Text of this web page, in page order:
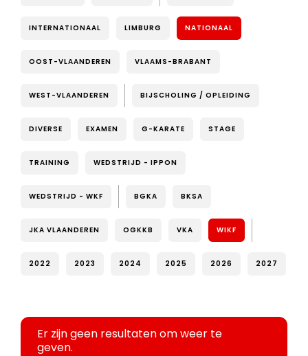
INTERNATIONAAL LIMBURG NATIONAAL
OOST-VLAANDEREN VLAAMS-BRABANT
WEST-VLAANDEREN BIJSCHOLING / OPLEIDING
DIVERSE EXAMEN G-KARATE STAGE
TRAINING WEDSTRIJD - IPPON
WEDSTRIJD - WKF BGKA BKSA
JKA VLAANDEREN OGKKB VKA WIKF
2022 2023 2024 2025 2026 2027
Er zijn geen resultaten om weer te
geven.